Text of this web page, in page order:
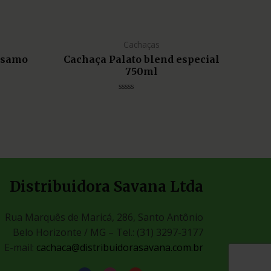
Cachaças
Cachaça Palato blend especial
750ml
Distribuidora Savana Ltda
Rua Marquês de Maricá, 286, Santo Antônio
Belo Horizonte / MG – Tel.: (31) 3297-3177
E-mail: cachaca@distribuidorasavana.com.br